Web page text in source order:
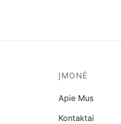
ĮMONĖ
Apie Mus
Kontaktai